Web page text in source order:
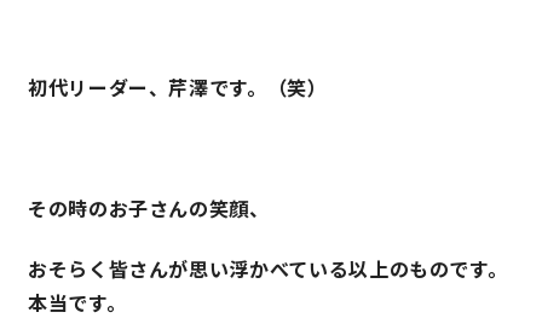
初代リーダー、芹澤です。（笑）
その時のお子さんの笑顔、
おそらく皆さんが思い浮かべている以上のものです。
本当です。